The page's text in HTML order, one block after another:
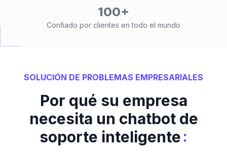
100+
Confiado por clientes en todo el mundo
SOLUCIÓN DE PROBLEMAS EMPRESARIALES
Por qué su empresa
necesita un chatbot de
soporte inteligente: